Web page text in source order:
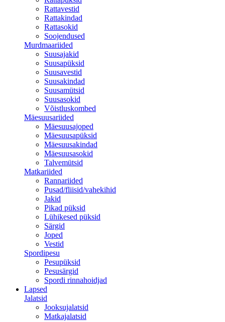
Rattavestid
Rattakindad
Rattasokid
Soojendused
Murdmaariided
Suusajakid
Suusapüksid
Suusavestid
Suusakindad
Suusamütsid
Suusasokid
Võistluskombed
Mäesuusariided
Mäesuusajoped
Mäesuusapüksid
Mäesuusakindad
Mäesuusasokid
Talvemütsid
Matkariided
Rannariided
Pusad/fliisid/vahekihid
Jakid
Pikad püksid
Lühikesed püksid
Särgid
Joped
Vestid
Spordipesu
Pesupüksid
Pesusärgid
Spordi rinnahoidjad
Lapsed
Jalatsid
Jooksujalatsid
Matkajalatsid